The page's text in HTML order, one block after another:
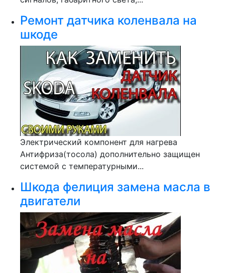
Ремонт датчика коленвала на
шкоде
Электрический компонент для нагрева
Антифриза(тосола) дополнительно защищен
системой с температурными...
Шкода фелиция замена масла в
двигатели